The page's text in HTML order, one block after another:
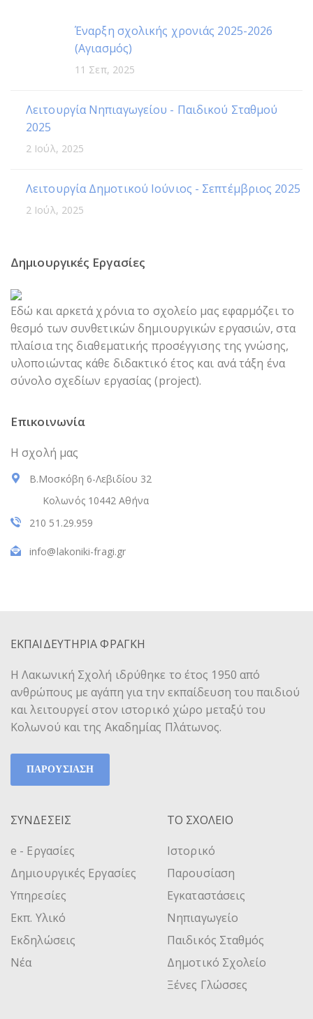
Έναρξη σχολικής χρονιάς 2025-2026
(Αγιασμός)
11 Σεπ, 2025
Λειτουργία Νηπιαγωγείου - Παιδικού Σταθμού
2025
2 Ιούλ, 2025
Λειτουργία Δημοτικού Ιούνιος - Σεπτέμβριος 2025
2 Ιούλ, 2025
Δημιουργικές Εργασίες
Εδώ και αρκετά χρόνια το σχολείο μας εφαρμόζει το
θεσμό των συνθετικών δημιουργικών εργασιών, στα
πλαίσια της διαθεματικής προσέγγισης της γνώσης,
υλοποιώντας κάθε διδακτικό έτος και ανά τάξη ένα
σύνολο σχεδίων εργασίας (project).
Επικοινωνία
Η σχολή μας
Β.Μοσκόβη 6-Λεβιδίου 32
Κολωνός 10442 Αθήνα
210 51.29.959
info@lakoniki-fragi.gr
ΕΚΠΑΙΔΕΥΤΗΡΙΑ ΦΡΑΓΚΗ
Η Λακωνική Σχολή ιδρύθηκε το έτος 1950 από
ανθρώπους με αγάπη για την εκπαίδευση του παιδιού
και λειτουργεί στον ιστορικό χώρο μεταξύ του
Κολωνού και της Ακαδημίας Πλάτωνος.
ΠΑΡΟΥΣΙΑΣΗ
ΣΥΝΔΕΣΕΙΣ
e - Εργασίες
Δημιουργικές Εργασίες
Υπηρεσίες
Εκπ. Υλικό
Εκδηλώσεις
Νέα
ΤΟ ΣΧΟΛΕΙΟ
Ιστορικό
Παρουσίαση
Εγκαταστάσεις
Νηπιαγωγείο
Παιδικός Σταθμός
Δημοτικό Σχολείο
Ξένες Γλώσσες